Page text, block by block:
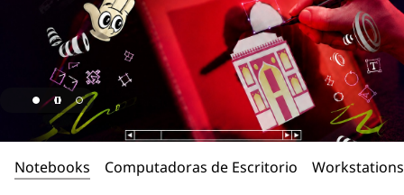
Notebooks Computadoras de Escritorio Workstations